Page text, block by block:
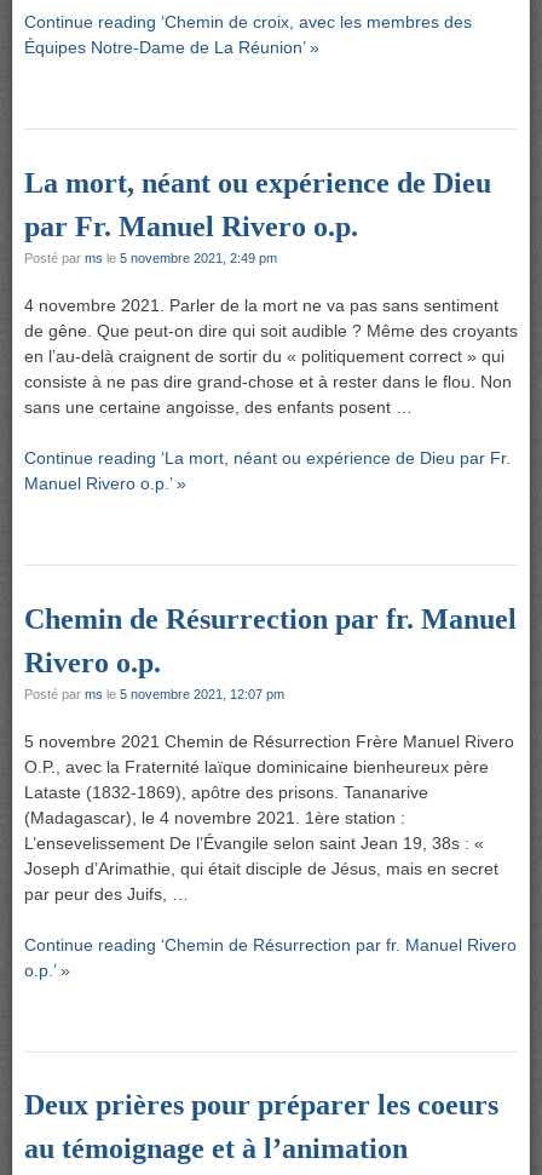
Continue reading ‘Chemin de croix, avec les membres des
Équipes Notre-Dame de La Réunion’ »
La mort, néant ou expérience de Dieu
par Fr. Manuel Rivero o.p.
Posté par ms le 5 novembre 2021, 2:49 pm
4 novembre 2021. Parler de la mort ne va pas sans sentiment
de gêne. Que peut-on dire qui soit audible ? Même des croyants
en l’au-delà craignent de sortir du « politiquement correct » qui
consiste à ne pas dire grand-chose et à rester dans le flou. Non
sans une certaine angoisse, des enfants posent …
Continue reading ‘La mort, néant ou expérience de Dieu par Fr.
Manuel Rivero o.p.’ »
Chemin de Résurrection par fr. Manuel
Rivero o.p.
Posté par ms le 5 novembre 2021, 12:07 pm
5 novembre 2021 Chemin de Résurrection Frère Manuel Rivero
O.P., avec la Fraternité laïque dominicaine bienheureux père
Lataste (1832-1869), apôtre des prisons. Tananarive
(Madagascar), le 4 novembre 2021. 1ère station :
L’ensevelissement De l’Évangile selon saint Jean 19, 38s : «
Joseph d’Arimathie, qui était disciple de Jésus, mais en secret
par peur des Juifs, …
Continue reading ‘Chemin de Résurrection par fr. Manuel Rivero
o.p.’ »
Deux prières pour préparer les coeurs
au témoignage et à l’animation